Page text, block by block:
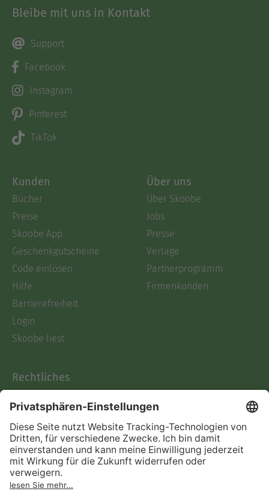
Bleibe mit uns in Kontakt
Support
Facebook
Instagram
Pinterest
TikTok
Kunden
Bücher
Preise
Skoobe App
Geschenkgutscheine
Code einlösen
Hilfe
Barrierefreiheit
Login
Skoobe liest
Über uns
Über Skoobe
Jobs
Presse
Verlage
Partnerprogramm
Firmenkunden
Rechtliches
AGB
Informationen nach Data
Act
Verträge hier kündigen
Impressum